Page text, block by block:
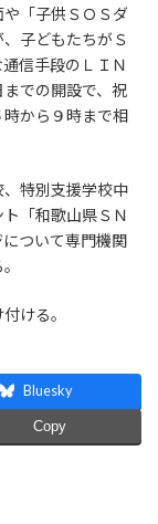
「子供ＳＯＳダ
子どもたちがＳ
信手段のＬＩＮ
での開設で、祝
から９時まで相
特別支援学校中
「和歌山県ＳＮ
ついて専門機関
ける。
Bluesky
Copy